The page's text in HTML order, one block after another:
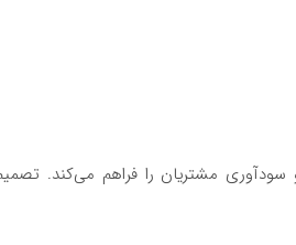
سودآوری مشتریان را فراهم می‌کند.